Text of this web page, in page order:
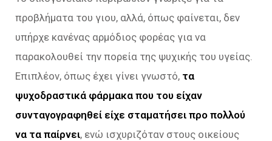
προβλήματα του γιου, αλλά, όπως φαίνεται, δεν
υπήρχε κανένας αρμόδιος φορέας για να
παρακολουθεί την πορεία της ψυχικής του υγείας.
Επιπλέον, όπως έχει γίνει γνωστό, τα
ψυχοδραστικά φάρμακα που του είχαν
συνταγογραφηθεί είχε σταματήσει προ πολλού
να τα παίρνει, ενώ ισχυριζόταν στους οικείους